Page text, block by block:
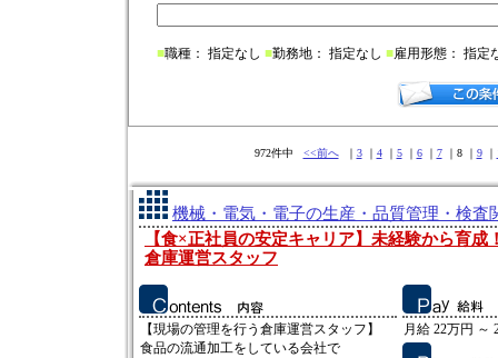
■職種： 指定なし ■勤務地： 指定なし ■雇用形態： 指定
972件中 <<前へ｜ 3｜ 4｜ 5｜ 6｜ 7｜8 ｜ 9｜
機械・電気・電子の生産・品質管理・検査
【食×正社員の安定キャリア】未経験から育成
倉庫運営スタッフ
【現場の管理を行う倉庫運営スタッフ】
食品の流通加工をしている会社で
月給 22万円 ～